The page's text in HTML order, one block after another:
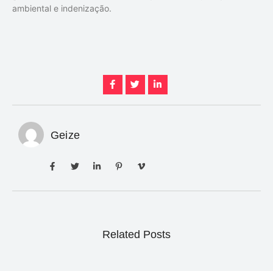
ambiental e indenização.
Geize
Related Posts